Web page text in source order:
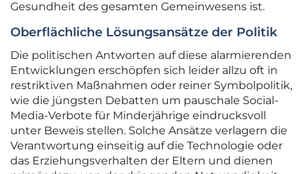
Gesundheit des gesamten Gemeinwesens ist.
Oberflächliche Lösungsansätze der Politik
Die politischen Antworten auf diese alarmierenden
Entwicklungen erschöpfen sich leider allzu oft in
restriktiven Maßnahmen oder reiner Symbolpolitik,
wie die jüngsten Debatten um pauschale Social-
Media-Verbote für Minderjährige eindrucksvoll
unter Beweis stellen. Solche Ansätze verlagern die
Verantwortung einseitig auf die Technologie oder
das Erziehungsverhalten der Eltern und dienen